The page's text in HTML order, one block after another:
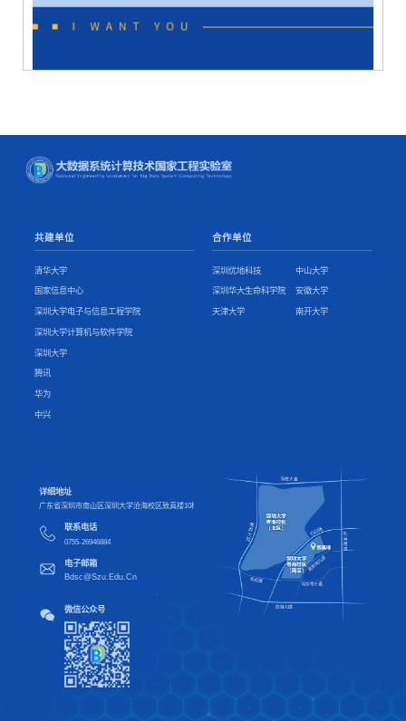
共建单位
清华大学
国家信息中心
深圳大学电子与信息工程学院
深圳大学计算机与软件学院
深圳大学
腾讯
华为
中兴
合作单位
深圳优地科技 中山大学
深圳华大生命科学院 安徽大学
天津大学 南开大学
详细地址
广东省深圳市南山区深圳大学沧海校区致真楼10楼
联系电话
0755-26946884
电子邮箱
Bdsc@Szu.Edu.Cn
微信公众号